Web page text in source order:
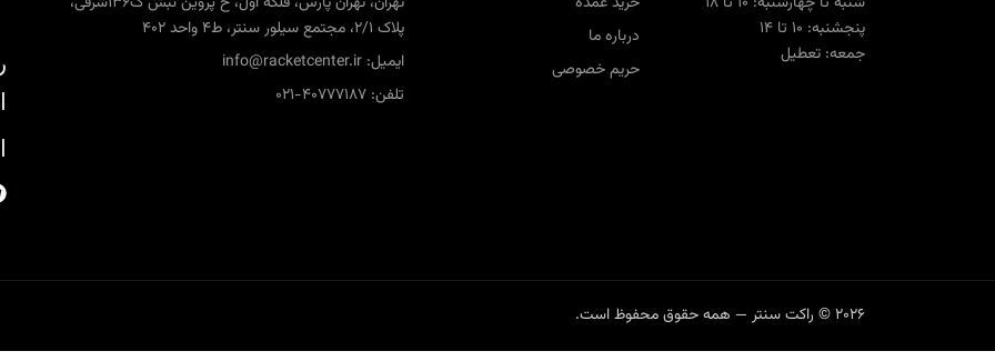
پنجشنبه: ۱۰ تا ۱۴
جمعه: تعطیل
درباره ما
حریم خصوصی
پلاک 2/1، مجتمع سیلور سنتر، ط4 واحد 402
ایمیل: info@racketcenter.ir
تلفن: 40777187-021
2026 © راکت سنتر — همه حقوق محفوظ است.